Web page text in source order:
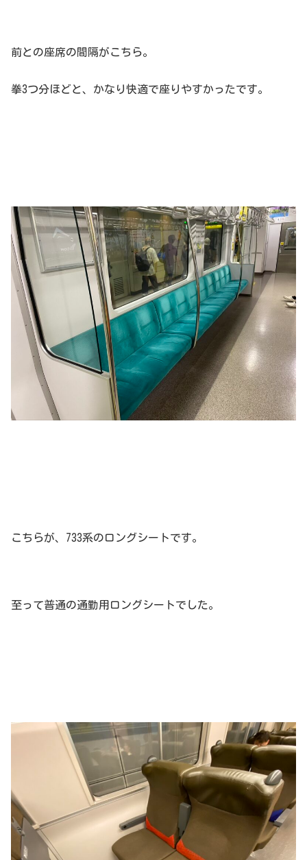
前との座席の間隔がこちら。
拳3つ分ほどと、かなり快適で座りやすかったです。
こちらが、733系のロングシートです。
至って普通の通勤用ロングシートでした。